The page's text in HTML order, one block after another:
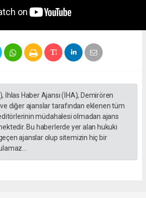
İhlas Haber Ajansı (İHA), Demirören
ve diğer ajanslar tarafından eklenen tüm
müdahalesi olmadan ajans
Bu haberlerde yer alan hukuki
ajanslar olup sitemizin hiç bir